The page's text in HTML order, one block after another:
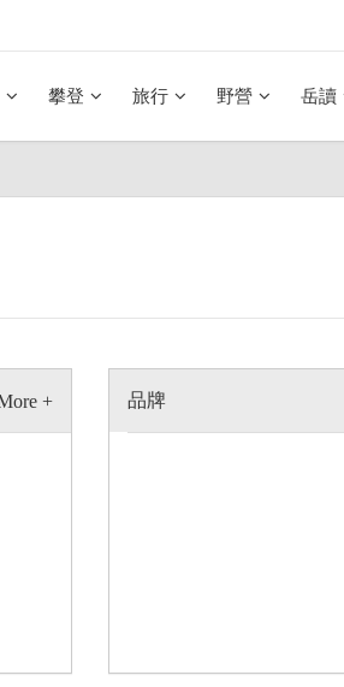
攀登 旅行 野營 岳讀
品牌